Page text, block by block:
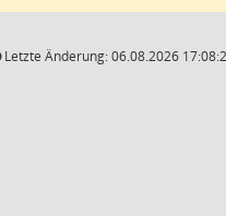
Letzte Änderung: 06.08.2026